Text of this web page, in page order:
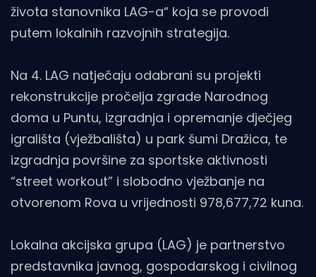
života stanovnika LAG-a“ koja se provodi
putem lokalnih razvojnih strategija.
Na 4. LAG natječaju odabrani su projekti
rekonstrukcije pročelja zgrade Narodnog
doma u Puntu, izgradnja i opremanje dječjeg
igrališta (vježbališta) u park šumi Dražica, te
izgradnja površine za sportske aktivnosti
“street workout” i slobodno vježbanje na
otvorenom Rova u vrijednosti 978,677,72 kuna.
Lokalna akcijska grupa (LAG) je partnerstvo
predstavnika javnog, gospodarskog i civilnog